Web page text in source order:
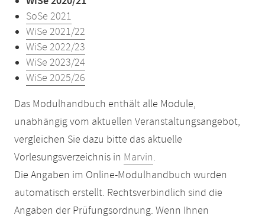
SoSe 2021
WiSe 2021/22
WiSe 2022/23
WiSe 2023/24
WiSe 2025/26
Das Modulhandbuch enthält alle Module,
unabhängig vom aktuellen Veranstaltungsangebot,
vergleichen Sie dazu bitte das aktuelle
Vorlesungsverzeichnis in Marvin.
Die Angaben im Online-Modulhandbuch wurden
automatisch erstellt. Rechtsverbindlich sind die
Angaben der Prüfungsordnung. Wenn Ihnen